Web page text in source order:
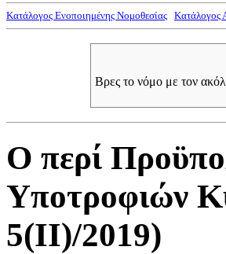
Κατάλογος Ενοποιημένης Νομοθεσίας Κατάλογος
Βρες το νόμο με τον
Ο περί
Υποτροφιών
5(II)/2019)